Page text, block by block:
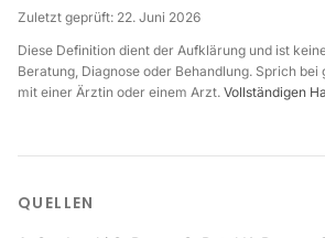
Zuletzt geprüft: 22. Juni 2026
Diese Definition dient der Aufklärung und ist
Beratung, Diagnose oder Behandlung. Sprich
mit einer Ärztin oder einem Arzt. Vollständigen
QUELLEN